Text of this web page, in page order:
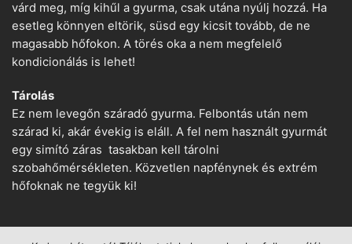
várd meg, míg kihűl a gyurma, csak utána nyúlj hozzá. Ha
esetleg könnyen eltörik, süsd egy kicsit tovább, de ne
magasabb hőfokon. A törés oka a nem megfelelő
kondicionálás is lehet!
Tárolás
Ez nem levegőn száradó gyurma. Felbontás után nem
szárad ki, akár évekig is eláll. A fel nem használt gyurmát
egy simító záras tasakban kell tárolni
szobahőmérsékleten. Közvetlen napfénynek és extrém
hőfoknak ne tegyük ki!